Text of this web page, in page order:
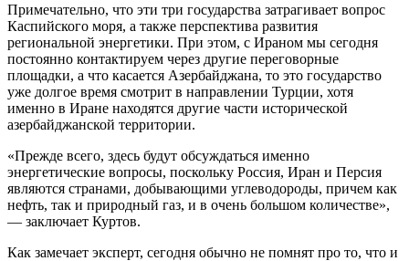
Примечательно, что эти три государства затрагивает вопрос
Каспийского моря, а также перспектива развития
региональной энергетики. При этом, с Ираном мы сегодня
постоянно контактируем через другие переговорные
площадки, а что касается Азербайджана, то это государство
уже долгое время смотрит в направлении Турции, хотя
именно в Иране находятся другие части исторической
азербайджанской территории.
«Прежде всего, здесь будут обсуждаться именно
энергетические вопросы, поскольку Россия, Иран и Персия
являются странами, добывающими углеводороды, причем как
нефть, так и природный газ, и в очень большом количестве»,
— заключает Куртов.
Как замечает эксперт, сегодня обычно не помнят про то, что и